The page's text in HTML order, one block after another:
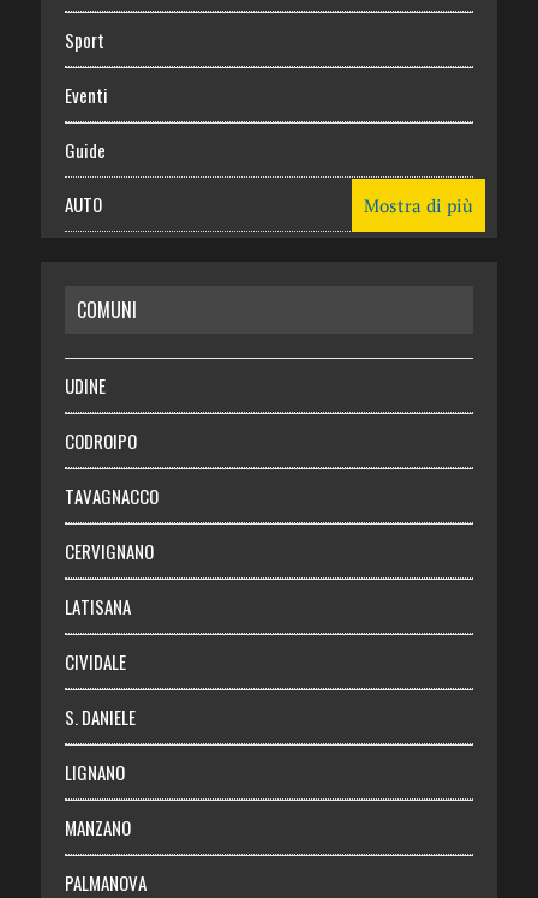
Sport
Eventi
Guide
AUTO
RISPARMIO
SALUTE
Necrologie
Chi siamo
Abbonati
Login
Mostra di più
COMUNI
UDINE
CODROIPO
TAVAGNACCO
CERVIGNANO
LATISANA
CIVIDALE
S. DANIELE
LIGNANO
MANZANO
PALMANOVA